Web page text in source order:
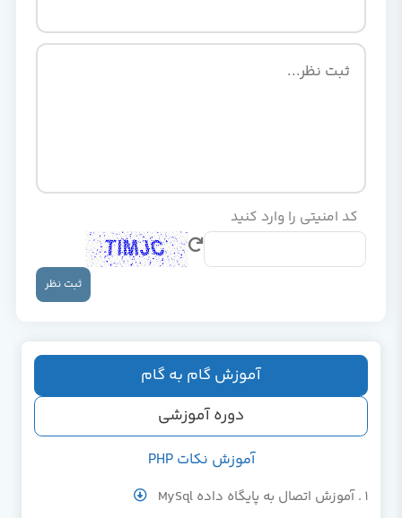
آموزش گام به گام
دوره آموزشی
آموزش نکات PHP
آموزش اتصال به پایگاه داده MySql
کد امنیتی را وارد کنید
ثبت نظر